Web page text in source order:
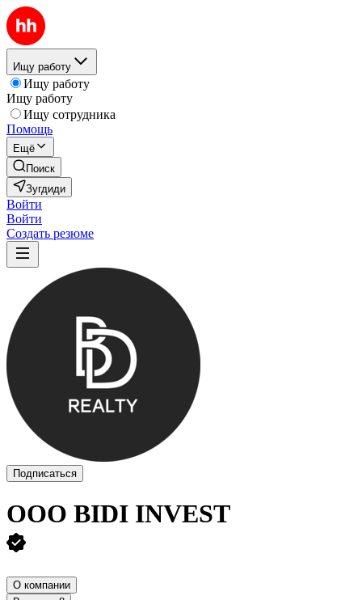
Ищу работу
Ищу работу
Ищу работу
Ищу сотрудника
Помощь
Ещё
Поиск
Зугдиди
Войти
Войти
Создать резюме
Подписаться
OOO BIDI INVEST
О компании